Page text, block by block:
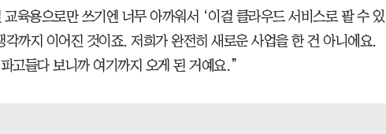
육용으로만 쓰기엔 너무 아까워서 ‘이걸 클라우드 서비스로 팔 수 있
각까지 이어진 것이죠. 저희가 완전히 새로운 사업을 한 건 아니에요.
고들다 보니까 여기까지 오게 된 거예요.”